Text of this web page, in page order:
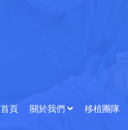
首頁 關於我們 移植團隊